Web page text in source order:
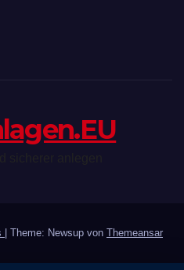
Theme: Newsup von Themeansar